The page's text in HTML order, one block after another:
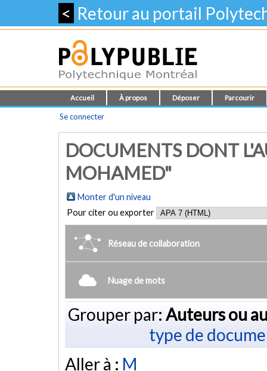
< Retour au portail
Accueil À propos Déposer Parcourir
Se connecter
DOCUMENTS DONT
MOHAMED"
Monter d'un niveau
Pour citer ou exporter
Réseau de collaboration
Nuage de mots
Grouper par: Auteurs ou
type de
Aller à : M